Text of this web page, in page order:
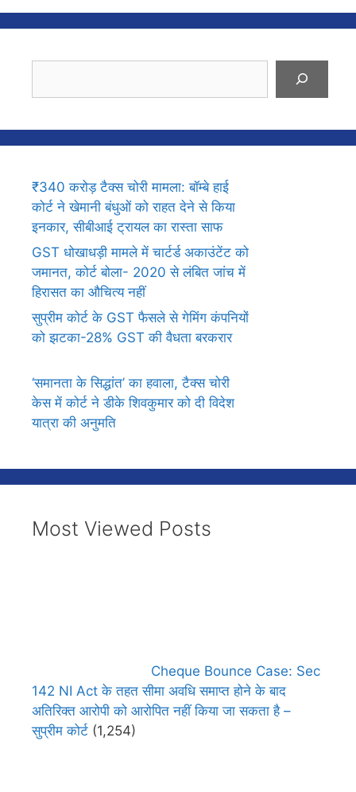
₹340 करोड़ टैक्स चोरी मामला: बॉम्बे हाई
कोर्ट ने खेमानी बंधुओं को राहत देने से किया
इनकार, सीबीआई ट्रायल का रास्ता साफ
GST धोखाधड़ी मामले में चार्टर्ड अकाउंटेंट को
जमानत, कोर्ट बोला- 2020 से लंबित जांच में
हिरासत का औचित्य नहीं
सुप्रीम कोर्ट के GST फैसले से गेमिंग कंपनियों
को झटका-28% GST की वैधता बरकरार
‘समानता के सिद्धांत’ का हवाला, टैक्स चोरी
केस में कोर्ट ने डीके शिवकुमार को दी विदेश
यात्रा की अनुमति
Most Viewed Posts
Cheque Bounce Case: Sec
142 NI Act के तहत सीमा अवधि समाप्त होने के बाद
अतिरिक्त आरोपी को आरोपित नहीं किया जा सकता है –
सुप्रीम कोर्ट (1,254)